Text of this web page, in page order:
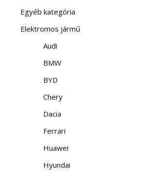
Egyéb kategória
Elektromos jármű
Audi
BMW
BYD
Chery
Dacia
Ferrari
Huawei
Hyundai